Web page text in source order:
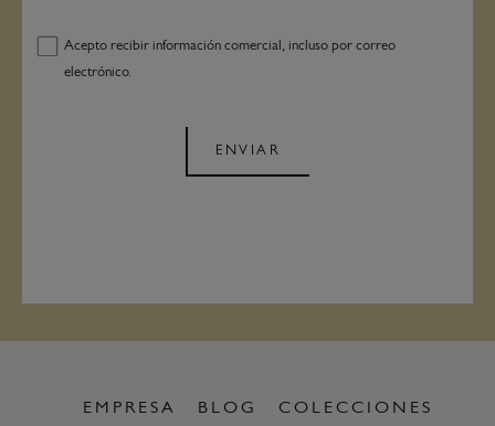
Acepto recibir información comercial, incluso por correo
electrónico.
ENVIAR
EMPRESA BLOG
COLECCIONES